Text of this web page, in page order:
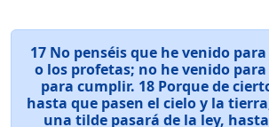
17 No penséis que he venido
o los profetas; no he venido
para cumplir. 18 Porque de
hasta que pasen el cielo y la
una tilde pasará de la ley,